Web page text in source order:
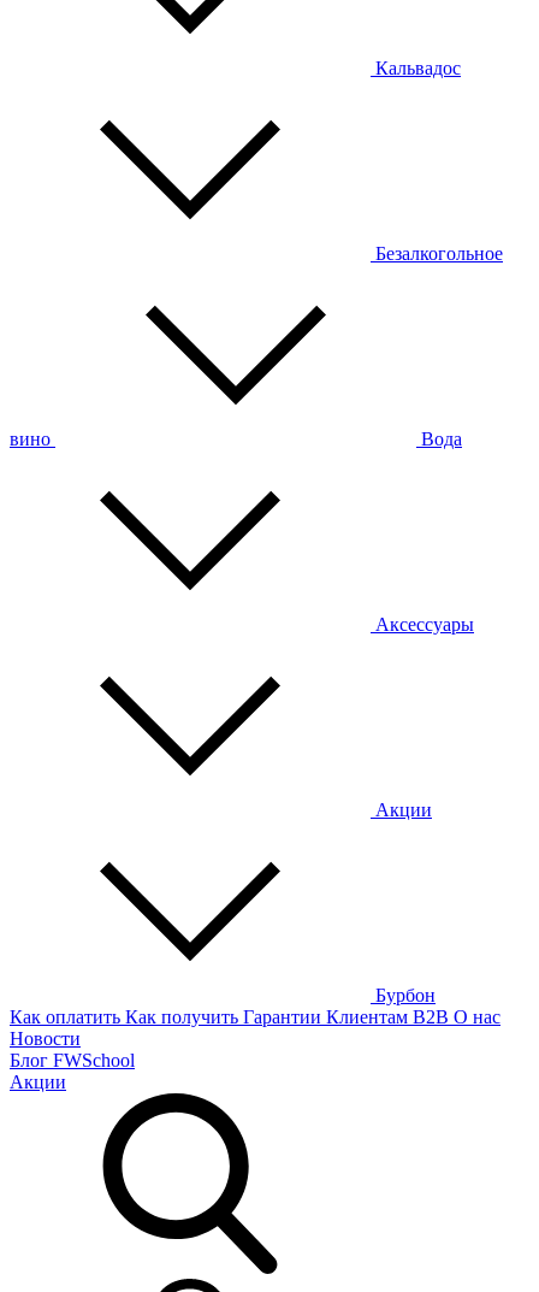
Кальвадос
Безалкогольное
вино Вода
Аксессуары
Акции
Бурбон
Как оплатить Как получить Гарантии Клиентам B2B О нас
Новости
Блог FWSchool
Акции